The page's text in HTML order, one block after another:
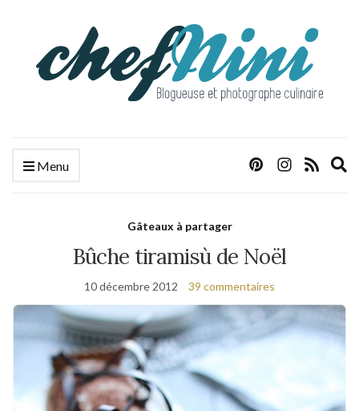
Menu
Gâteaux à partager
Bûche tiramisù de Noël
10 décembre 2012 39 commentaires